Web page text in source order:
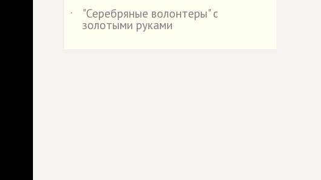
˙
"Серебряные волонтеры" с
золотыми руками